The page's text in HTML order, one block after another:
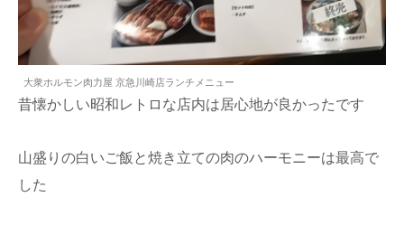
大衆ホルモン肉力屋 京急川崎店ランチメニュー
昔懐かしい昭和レトロな店内は居心地が良かったです
山盛りの白いご飯と焼き立ての肉のハーモニーは最高で
した